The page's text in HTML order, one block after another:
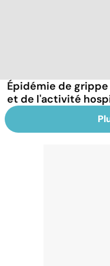
Épidémie de
et de l'activité